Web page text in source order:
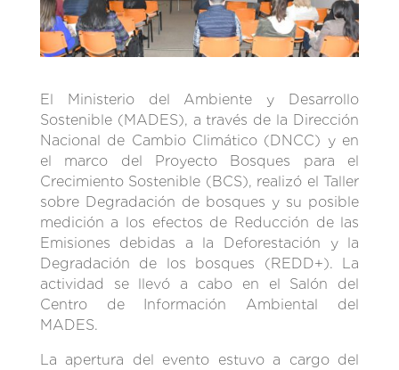
El Ministerio del Ambiente y Desarrollo
Sostenible (MADES), a través de la Dirección
Nacional de Cambio Climático (DNCC) y en
el marco del Proyecto Bosques para el
Crecimiento Sostenible (BCS), realizó el Taller
sobre Degradación de bosques y su posible
medición a los efectos de Reducción de las
Emisiones debidas a la Deforestación y la
Degradación de los bosques (REDD+). La
actividad se llevó a cabo en el Salón del
Centro de Información Ambiental del
MADES.
La apertura del evento estuvo a cargo del